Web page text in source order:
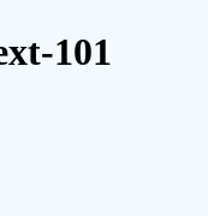
101